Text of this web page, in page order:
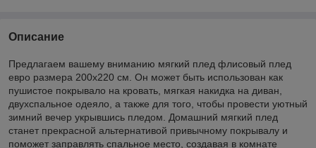
Описание
Предлагаем вашему вниманию мягкий плед флисовый плед
евро размера 200х220 см. Он может быть использован как
пушистое покрывало на кровать, мягкая накидка на диван,
двухспальное одеяло, а также для того, чтобы провести уютный
зимний вечер укрывшись пледом. Домашний мягкий плед
станет прекрасной альтернативой привычному покрывалу и
поможет заправлять спальное место, создавая в комнате